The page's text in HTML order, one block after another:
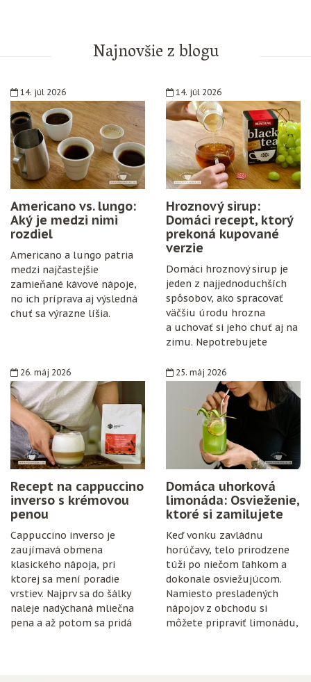
Najnovšie z blogu
14. júl 2026
Americano vs. lungo:
Aký je medzi nimi
rozdiel
Americano a lungo patria
medzi najčastejšie
zamieňané kávové nápoje,
no ich príprava aj výsledná
chuť sa výrazne líšia.
14. júl 2026
Hroznový sirup:
Domáci recept, ktorý
prekoná kupované
verzie
Domáci hroznový sirup je
jeden z najjednoduchších
spôsobov, ako spracovať
väčšiu úrodu hrozna
a uchovať si jeho chuť aj na
zimu. Nepotrebujete
konzervanty ani zložitý
postup. Stačí zrelé hrozno,
cukor, citrón, čisté fľaše
a trochu trpezlivosti.
26. máj 2026
Recept na cappuccino
inverso s krémovou
penou
Cappuccino inverso je
zaujímavá obmena
klasického nápoja, pri
ktorej sa mení poradie
vrstiev. Najprv sa do šálky
naleje nadýchaná mliečna
pena a až potom sa pridá
25. máj 2026
Domáca uhorková
limonáda: Osvieženie,
ktoré si zamilujete
Keď vonku zavládnu
horúčavy, telo prirodzene
túži po niečom ľahkom a
dokonale osviežujúcom.
Namiesto presladených
nápojov z obchodu si
môžete pripraviť limonádu,